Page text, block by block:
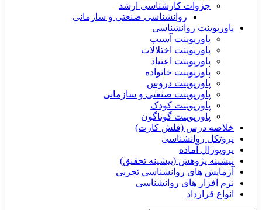
جزوات کارشناسی ارشد
روانشناسی صنعتی و سازمانی
پاورپوینت روانشناسی
پاورپوینت آسیب
پاورپوینت اختلالات
پاورپوینت اعتیاد
پاورپوینت خانواده
پاورپوینت دروس
پاورپوینت صنعتی و سازمانی
پاورپوینت کودک
پاورپوینت گوناگون
خلاصه درس (فلش کارت)
پروتکل روانشناسی
پروپوزال آماده
پیشینه پژوهش (پیشینه تحقیق)
آزمایش های روانشناسی تجربی
نرم افزار های روانشناسی
انواع قرارداد